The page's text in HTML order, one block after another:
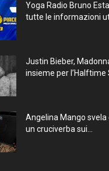
Yoga Radio Bruno
tutte le informazioni
Justin Bieber,
insieme per l’Halftime
Angelina Mango
un cruciverba sui...